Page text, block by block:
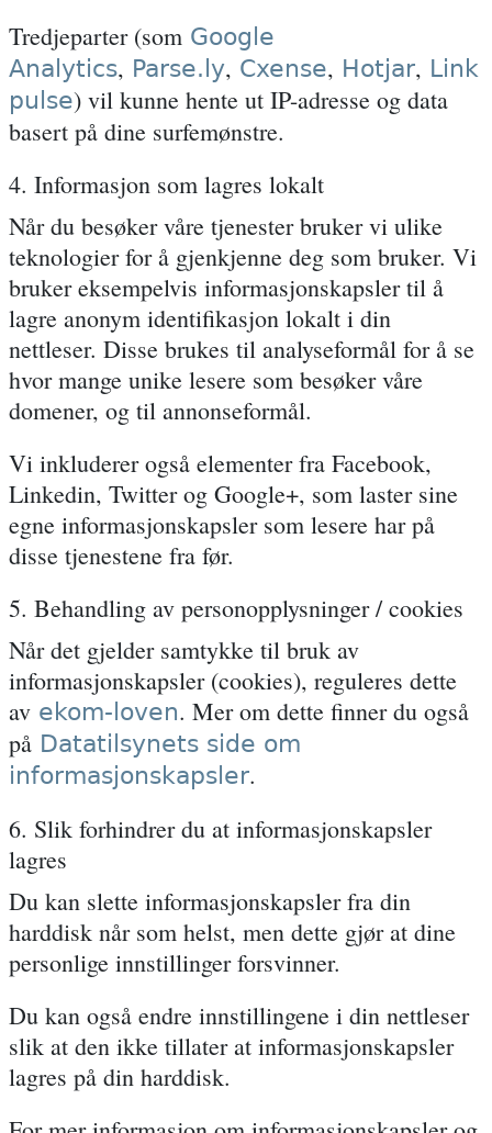
Tredjeparter (som Google
Analytics, Parse.ly, Cxense, Hotjar, Link
pulse) vil kunne hente ut IP-adresse og data
basert på dine surfemønstre.
4. Informasjon som lagres lokalt
Når du besøker våre tjenester bruker vi ulike
teknologier for å gjenkjenne deg som bruker. Vi
bruker eksempelvis informasjonskapsler til å
lagre anonym identifikasjon lokalt i din
nettleser. Disse brukes til analyseformål for å se
hvor mange unike lesere som besøker våre
domener, og til annonseformål.
Vi inkluderer også elementer fra Facebook,
Linkedin, Twitter og Google+, som laster sine
egne informasjonskapsler som lesere har på
disse tjenestene fra før.
5. Behandling av personopplysninger / cookies
Når det gjelder samtykke til bruk av
informasjonskapsler (cookies), reguleres dette
av ekom-loven. Mer om dette finner du også
på Datatilsynets side om
informasjonskapsler.
6. Slik forhindrer du at informasjonskapsler
lagres
Du kan slette informasjonskapsler fra din
harddisk når som helst, men dette gjør at dine
personlige innstillinger forsvinner.
Du kan også endre innstillingene i din nettleser
slik at den ikke tillater at informasjonskapsler
lagres på din harddisk.